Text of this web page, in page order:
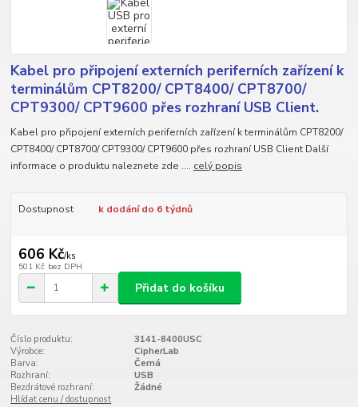
Kabel pro připojení externích periferních zařízení k
terminálům CPT8200/ CPT8400/ CPT8700/
CPT9300/ CPT9600 přes rozhraní USB Client.
Kabel pro připojení externích periferních zařízení k terminálům CPT8200/
CPT8400/ CPT8700/ CPT9300/ CPT9600 přes rozhraní USB Client Další
informace o produktu naleznete zde .... celý popis
Dostupnost k dodání do 6 týdnů
606 Kč/ks
501 Kč bez DPH
Přidat do košíku
Číslo produktu:
3141-8400USC
Výrobce:
CipherLab
Barva:
Černá
Rozhraní:
USB
Bezdrátové rozhraní:
Žádné
Hlídat cenu / dostupnost